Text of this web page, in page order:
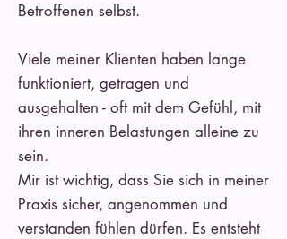
Betroffenen selbst.
Viele meiner Klienten haben lange
funktioniert, getragen und
ausgehalten - oft mit dem Gefühl, mit
ihren inneren Belastungen alleine zu
sein.
Mir ist wichtig, dass Sie sich in meiner
Praxis sicher, angenommen und
verstanden fühlen dürfen. Es entsteht